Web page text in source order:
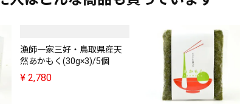
漁師一家三好・鳥取県産天
然あかもく(30g×3)/5個
¥ 2,780